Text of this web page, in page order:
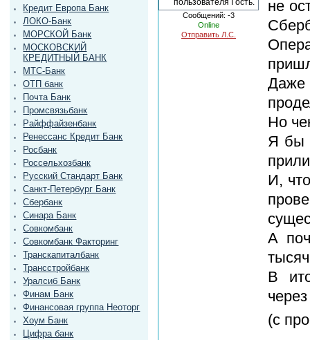
Кредит Европа Банк
ЛОКО-Банк
МОРСКОЙ Банк
МОСКОВСКИЙ
КРЕДИТНЫЙ БАНК
МТС-Банк
ОТП банк
Почта Банк
Промсвязьбанк
Райффайзенбанк
Ренессанс Кредит Банк
Росбанк
Россельхозбанк
Русский Стандарт Банк
Санкт-Петербург Банк
Сбербанк
Синара Банк
Совкомбанк
Совкомбанк Факторинг
Транскапиталбанк
Трансстройбанк
Уралсиб Банк
Финам Банк
Финансовая группа Неоторг
Хоум Банк
Цифра банк
Сообщений: -3
Online
Отправить Л.С.
не
Даже
Но
Я бы
И,
А
В
(с